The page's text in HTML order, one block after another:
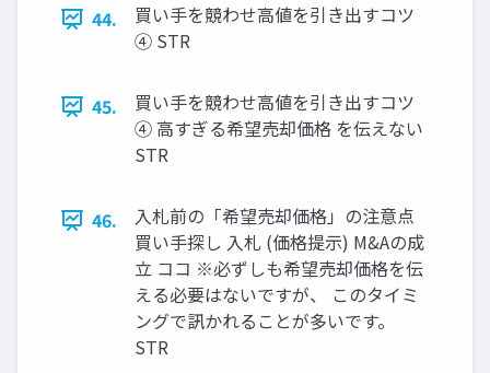
44.
買い手を競わせ高値を引き出すコツ
④ STR
45.
買い手を競わせ高値を引き出すコツ
④ 高すぎる希望売却価格 を伝えない
STR
46.
入札前の「希望売却価格」の注意点
買い手探し 入札 (価格提示) M&Aの成
立 ココ ※必ずしも希望売却価格を伝
える必要はないですが、 このタイミ
ングで訊かれることが多いです。
STR